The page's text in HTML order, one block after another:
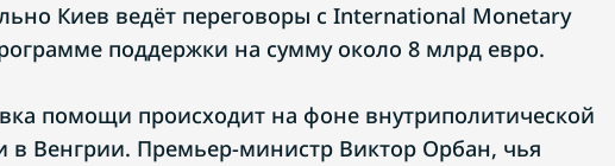
Киев ведёт переговоры с International Monetary
поддержки на сумму около 8 млрд евро.
помощи происходит на фоне внутриполитической
в Венгрии. Премьер-министр Виктор Орбан, чья